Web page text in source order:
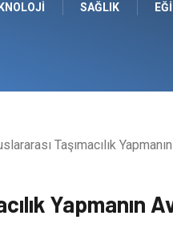
SAĞLIK
Taşımacılık
Yapmanın